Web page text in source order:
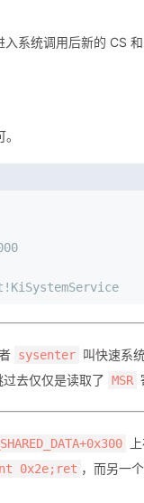
系统调用后新的 CS 和
nt!KiSystemService
sysenter 叫快速系
过去仅仅是读取了 MSR
0x2e;ret ，而另一